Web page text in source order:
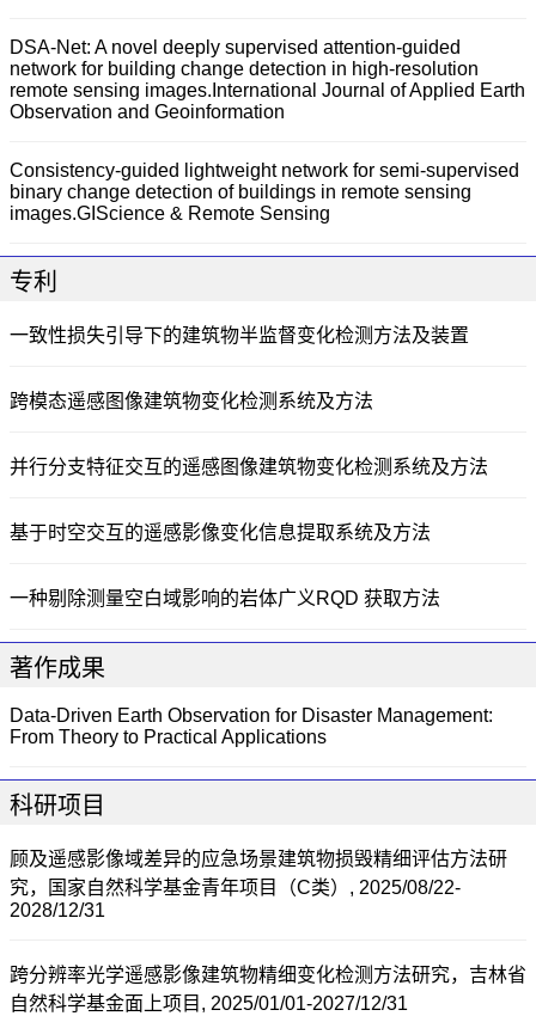
DSA-Net: A novel deeply supervised attention-guided
network for building change detection in high-resolution
remote sensing images.International Journal of Applied Earth
Observation and Geoinformation
Consistency-guided lightweight network for semi-supervised
binary change detection of buildings in remote sensing
images.GIScience & Remote Sensing
专利
一致性损失引导下的建筑物半监督变化检测方法及装置
跨模态遥感图像建筑物变化检测系统及方法
并行分支特征交互的遥感图像建筑物变化检测系统及方法
基于时空交互的遥感影像变化信息提取系统及方法
一种剔除测量空白域影响的岩体广义RQD 获取方法
著作成果
Data-Driven Earth Observation for Disaster Management:
From Theory to Practical Applications
科研项目
顾及遥感影像域差异的应急场景建筑物损毁精细评估方法研
究，国家自然科学基金青年项目（C类）, 2025/08/22-
2028/12/31
跨分辨率光学遥感影像建筑物精细变化检测方法研究，吉林省
自然科学基金面上项目, 2025/01/01-2027/12/31